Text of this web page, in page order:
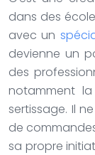
dans des
avec un
devienne un
des
notamment
sertissage. Il
de
sa propre